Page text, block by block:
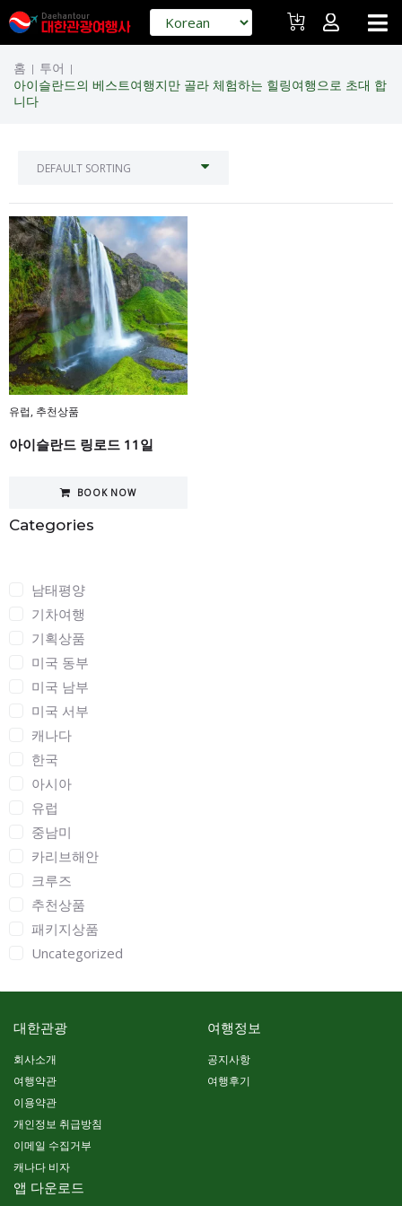
홈 | 투어 |
아이슬란드의 베스트여행지만 골라 체험하는 힐링여행으로 초대 합
니다
Categories
남태평양
기차여행
기획상품
미국 동부
미국 남부
미국 서부
캐나다
한국
아시아
유럽
중남미
카리브해안
크루즈
추천상품
패키지상품
Uncategorized
유럽, 추천상품
아이슬란드 링로드 11일
BOOK NOW
대한관광
회사소개
여행약관
이용약관
개인정보 취급방침
이메일 수집거부
캐나다 비자
여행정보
공지사항
여행후기
앱 다운로드